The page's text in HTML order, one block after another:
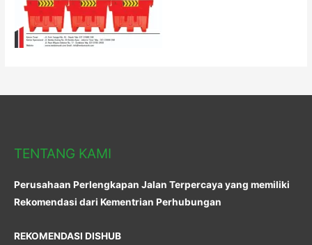
TENTANG KAMI
Perusahaan Perlengkapan Jalan Terpercaya yang memiliki
Rekomendasi dari Kementrian Perhubungan
REKOMENDASI DISHUB